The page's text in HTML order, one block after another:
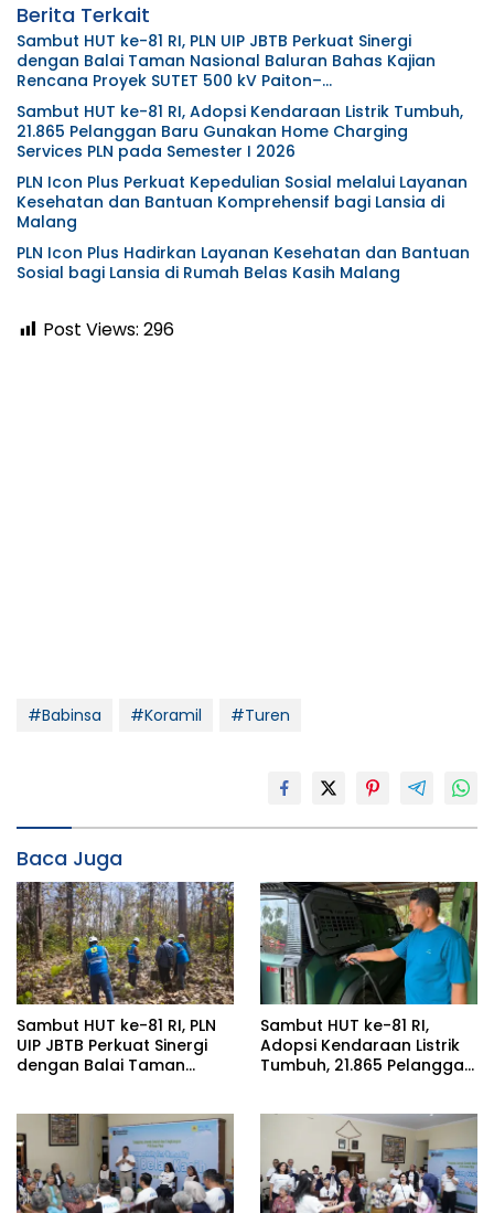
Berita Terkait
Sambut HUT ke-81 RI, PLN UIP JBTB Perkuat Sinergi
dengan Balai Taman Nasional Baluran Bahas Kajian
Rencana Proyek SUTET 500 kV Paiton–
Watudodol/Kalipuro
Sambut HUT ke-81 RI, Adopsi Kendaraan Listrik Tumbuh,
21.865 Pelanggan Baru Gunakan Home Charging
Services PLN pada Semester I 2026
PLN Icon Plus Perkuat Kepedulian Sosial melalui Layanan
Kesehatan dan Bantuan Komprehensif bagi Lansia di
Malang
PLN Icon Plus Hadirkan Layanan Kesehatan dan Bantuan
Sosial bagi Lansia di Rumah Belas Kasih Malang
Post Views: 296
#Babinsa #Koramil #Turen
Baca Juga
Sambut HUT ke-81 RI, PLN
UIP JBTB Perkuat Sinergi
dengan Balai Taman
SUTET 500 kV Paiton–
Watudodol/Kalipuro
Sambut HUT ke-81 RI,
Adopsi Kendaraan Listrik
Tumbuh, 21.865 Pelanggan
pada Semester I 2026